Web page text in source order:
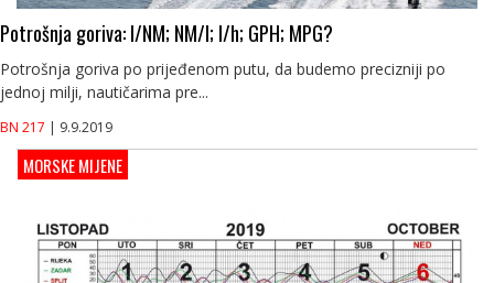
Potrošnja goriva: l/NM; NM/l; l/h; GPH; MPG?
Potrošnja goriva po prijeđenom putu, da budemo precizniji po
jednoj milji, nautičarima pre...
BN 217 | 9.9.2019
MORSKE MIJENE